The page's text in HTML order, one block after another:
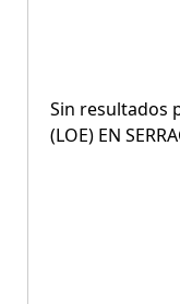
Sin resultados
(LOE) EN